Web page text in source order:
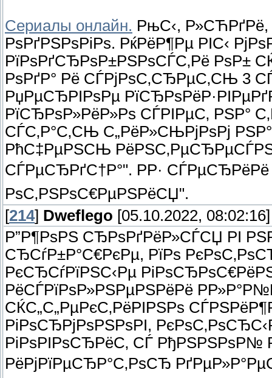
Сериалы онлайн. РњС‹, Р»СЋРґРё,
РѕРґРЅРѕРіРѕ. РќРёР¶Рµ РІС‹
РїРѕРґСЂРѕР±РЅРѕСЃС‚Рё РѕР±
РѕРґР° Рё СЃРјРѕС‚СЂРµС‚СЊ 3
РџРµСЂРІРѕРµ
РїСЂРѕР»РёР»Рѕ СЃРІРµС‚ РЅР°
СЃС‚Р°С‚СЊ С„РёР»СЊРјРѕРј
РћС‡РµРЅСЊ
СЃРµСЂРґС†Р°". РР·
РѕС‚РЅРѕС€РµРЅРёСЏ".
[214] Dweflego [05.10.2022, 08:02:16]
Р”Р¶РѕРЅ СЂРѕРґРёР»СЃСЏ РІ
СЂСѓР±Р°С€РєРµ, РїРѕ
РєСЂСѓРїРЅС‹Рµ
РёСЃРїРѕР»РЅРµРЅРёРё
СЌС„С„РµРєС‚РёРІРЅРѕ
РіРѕСЂРјРѕРЅРѕРІ,
РіРѕРІРѕСЂРёС‚ СЃ РђРЅРЅРѕР№
РёРјРїРµСЂР°С‚РѕСЂ